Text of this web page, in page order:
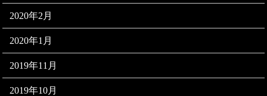
2020年2月
2020年1月
2019年11月
2019年10月